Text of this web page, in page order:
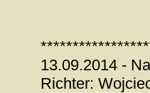
13.09.2014 -
Richter: